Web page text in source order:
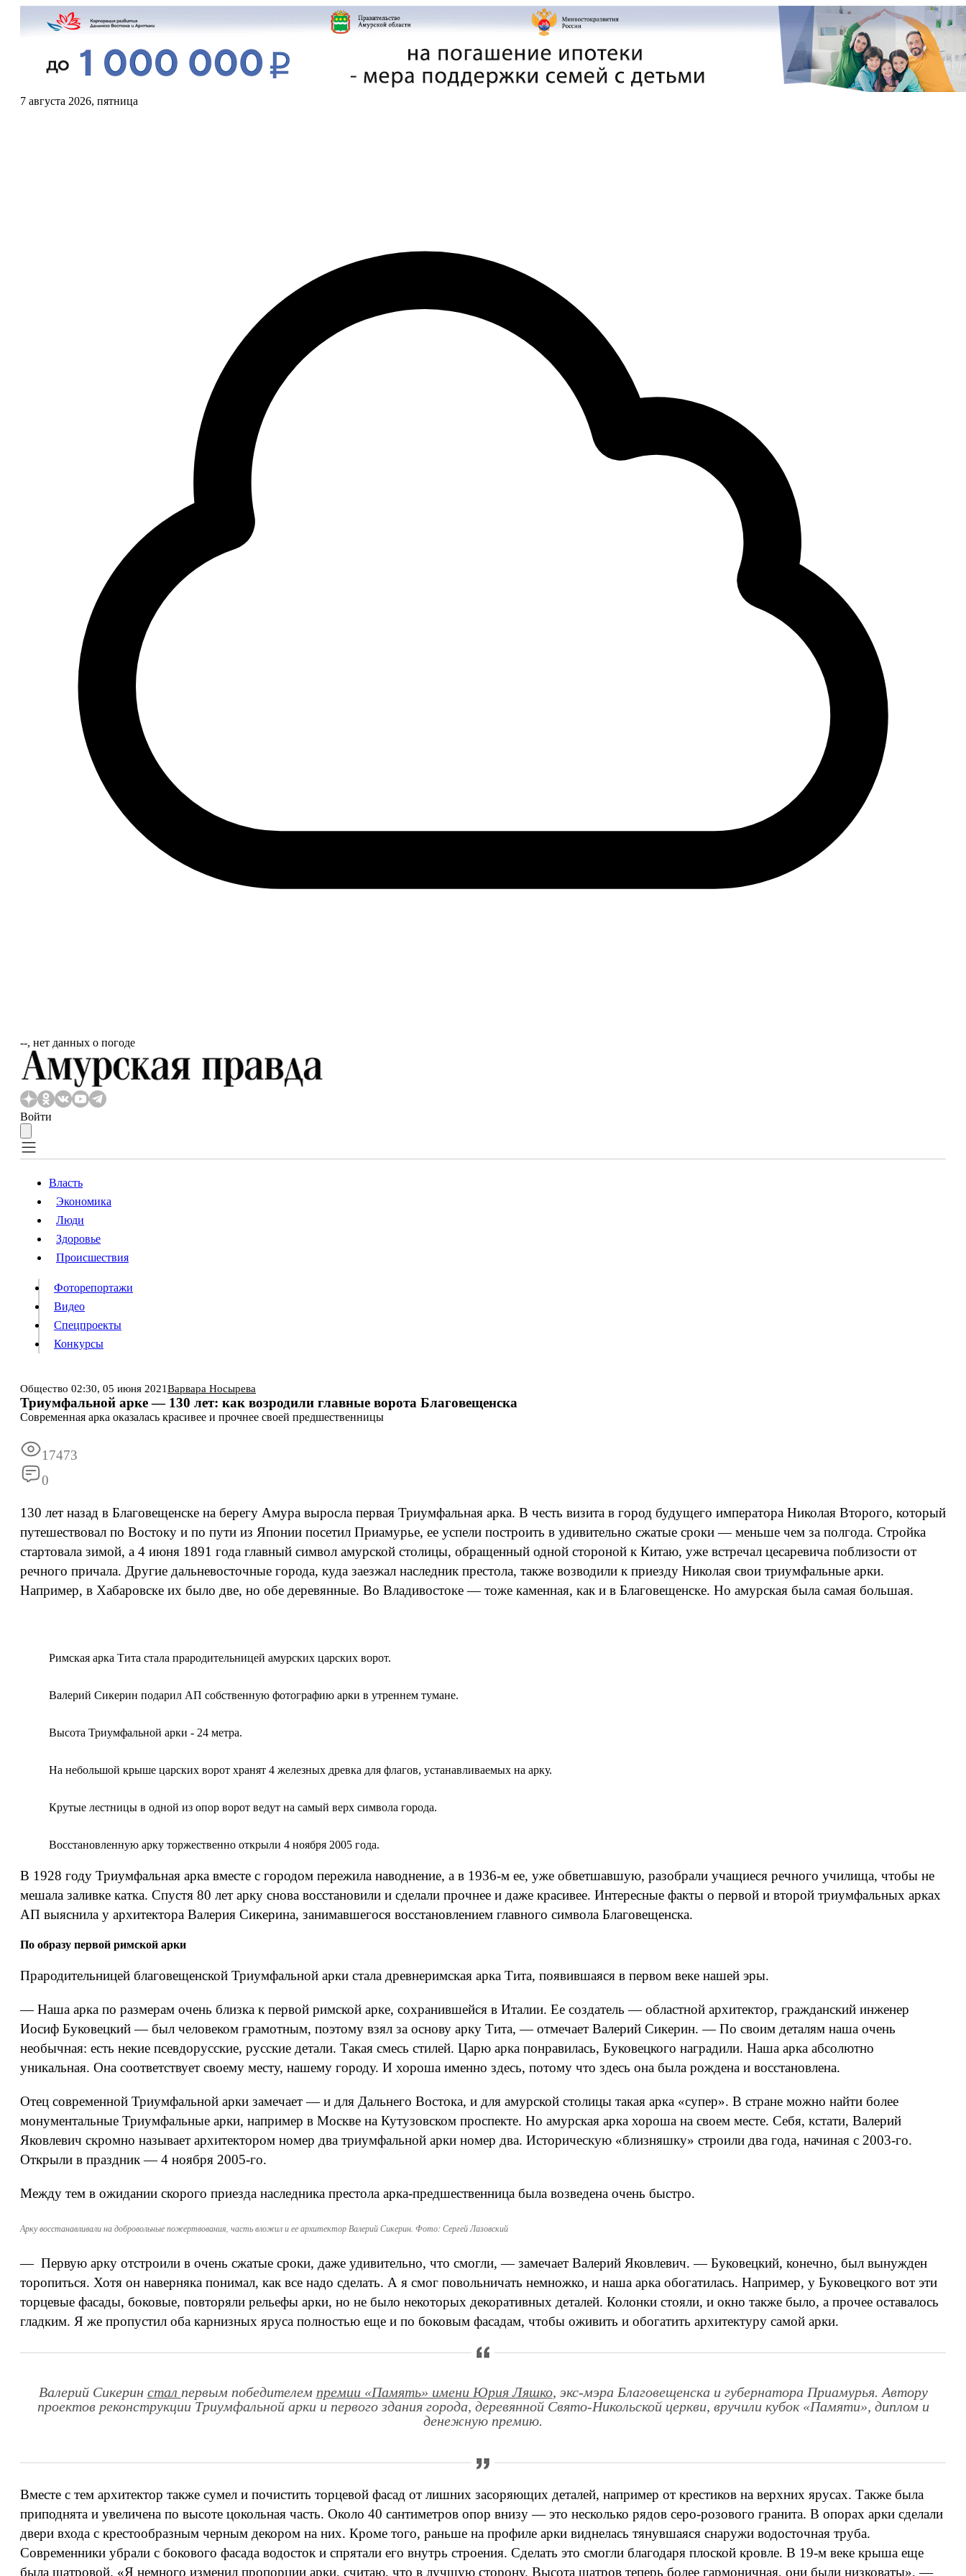
7 августа 2026, пятница
‐‐, нет данных о погоде
Войти
Власть
Происшествия
Видео
Конкурсы
Власть
Экономика
Люди
Здоровье
Происшествия
Фоторепортажи
Видео
Спецпроекты
Конкурсы
Общество 02:30, 05 июня 2021Варвара Носырева
Триумфальной арке — 130 лет: как возродили главные ворота Благовещенска
Современная арка оказалась красивее и прочнее своей предшественницы
17473
0
130 лет назад в Благовещенске на берегу Амура выросла первая Триумфальная арка. В честь визита в город будущего императора Николая Второго, который
путешествовал по Востоку и по пути из Японии посетил Приамурье, ее успели построить в удивительно сжатые сроки — меньше чем за полгода. Стройка
стартовала зимой, а 4 июня 1891 года главный символ амурской столицы, обращенный одной стороной к Китаю, уже встречал цесаревича поблизости от
речного причала. Другие дальневосточные города, куда заезжал наследник престола, также возводили к приезду Николая свои триумфальные арки.
Например, в Хабаровске их было две, но обе деревянные. Во Владивостоке — тоже каменная, как и в Благовещенске. Но амурская была самая большая.
Римская арка Тита стала прародительницей амурских царских ворот.
Валерий Сикерин подарил АП собственную фотографию арки в утреннем тумане.
Высота Триумфальной арки - 24 метра.
На небольшой крыше царских ворот хранят 4 железных древка для флагов, устанавливаемых на арку.
Крутые лестницы в одной из опор ворот ведут на самый верх символа города.
Восстановленную арку торжественно открыли 4 ноября 2005 года.
В 1928 году Триумфальная арка вместе с городом пережила наводнение, а в 1936‑м ее, уже обветшавшую, разобрали учащиеся речного училища, чтобы не
мешала заливке катка. Спустя 80 лет арку снова восстановили и сделали прочнее и даже красивее. Интересные факты о первой и второй триумфальных арках
АП выяснила у архитектора Валерия Сикерина, занимавшегося восстановлением главного символа Благовещенска.
По образу первой римской арки
Прародительницей благовещенской Триумфальной арки стала древнеримская арка Тита, появившаяся в первом веке нашей эры.
— Наша арка по размерам очень близка к первой римской арке, сохранившейся в Италии. Ее создатель — областной архитектор, гражданский инженер
Иосиф Буковецкий — был человеком грамотным, поэтому взял за основу арку Тита, — отмечает Валерий Сикерин. — По своим деталям наша очень
необычная: есть некие псевдорусские, русские детали. Такая смесь стилей. Царю арка понравилась, Буковецкого наградили. Наша арка абсолютно
уникальная. Она соответствует своему месту, нашему городу. И хороша именно здесь, потому что здесь она была рождена и восстановлена.
Отец современной Триумфальной арки замечает — и для Дальнего Востока, и для амурской столицы такая арка «супер». В стране можно найти более
монументальные Триумфальные арки, например в Москве на Кутузовском проспекте. Но амурская арка хороша на своем месте. Себя, кстати, Валерий
Яковлевич скромно называет архитектором номер два триумфальной арки номер два. Историческую «близняшку» строили два года, начиная с 2003‑го.
Открыли в праздник — 4 ноября 2005‑го.
Между тем в ожидании скорого приезда наследника престола арка-предшественница была возведена очень быстро.
Арку восстанавливали на добровольные пожертвования, часть вложил и ее архитектор Валерий Сикерин. Фото: Сергей Лазовский
— Первую арку отстроили в очень сжатые сроки, даже удивительно, что смогли, — замечает Валерий Яковлевич. — Буковецкий, конечно, был вынужден
торопиться. Хотя он наверняка понимал, как все надо сделать. А я смог повольничать немножко, и наша арка обогатилась. Например, у Буковецкого вот эти
торцевые фасады, боковые, повторяли рельефы арки, но не было некоторых декоративных деталей. Колонки стояли, и окно также было, а прочее оставалось
гладким. Я же пропустил оба карнизных яруса полностью еще и по боковым фасадам, чтобы оживить и обогатить архитектуру самой арки.
Валерий Сикерин стал первым победителем премии «Память» имени Юрия Ляшко, экс-мэра Благовещенска и губернатора Приамурья. Автору
проектов реконструкции Триумфальной арки и первого здания города, деревянной Свято-Никольской церкви, вручили кубок «Памяти», диплом и
денежную премию.
Вместе с тем архитектор также сумел и почистить торцевой фасад от лишних засоряющих деталей, например от крестиков на верхних ярусах. Также была
приподнята и увеличена по высоте цокольная часть. Около 40 сантиметров опор внизу — это несколько рядов серо-розового гранита. В опорах арки сделали
двери входа с крестообразным черным декором на них. Кроме того, раньше на профиле арки виднелась тянувшаяся снаружи водосточная труба.
Современники убрали с бокового фасада водосток и спрятали его внутрь строения. Сделать это смогли благодаря плоской кровле. В 19-м веке крыша еще
была шатровой. «Я немного изменил пропорции арки, считаю, что в лучшую сторону. Высота шатров теперь более гармоничная, они были низковаты», —